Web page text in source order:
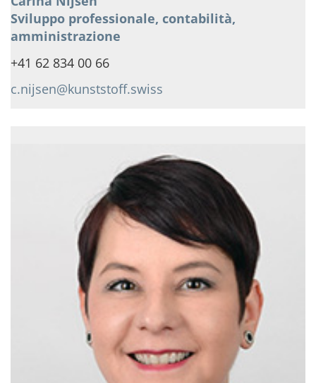
Sviluppo professionale, contabilità,
amministrazione
+41 62 834 00 66
c.nijsen@kunststoff.swiss